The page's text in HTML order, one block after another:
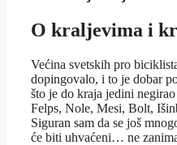
O kraljevima i
Većina svetskih pro
dopingovalo, i to je dobar
što je do kraja jedini
Felps, Nole, Mesi, Bolt,
Siguran sam da se još
će biti uhvaćeni… ne